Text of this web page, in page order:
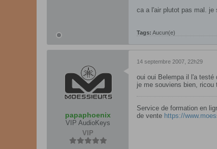
ca a l'air plutot pas mal. je
Tags: Aucun(e)
papaphoenix
VIP AudioKeys
VIP
14 septembre 2007, 22h29
oui oui Belempa il l'a
je me souviens bien, ricou
Service de formation en
de vente https://